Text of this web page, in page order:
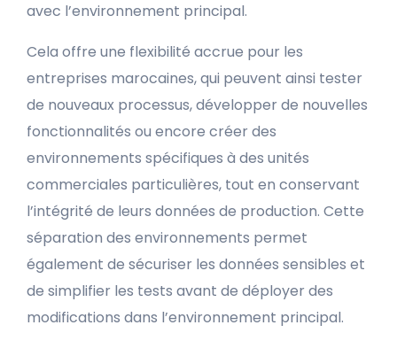
avec l’environnement principal.
Cela offre une flexibilité accrue pour les
entreprises marocaines, qui peuvent ainsi tester
de nouveaux processus, développer de nouvelles
fonctionnalités ou encore créer des
environnements spécifiques à des unités
commerciales particulières, tout en conservant
l’intégrité de leurs données de production. Cette
séparation des environnements permet
également de sécuriser les données sensibles et
de simplifier les tests avant de déployer des
modifications dans l’environnement principal.